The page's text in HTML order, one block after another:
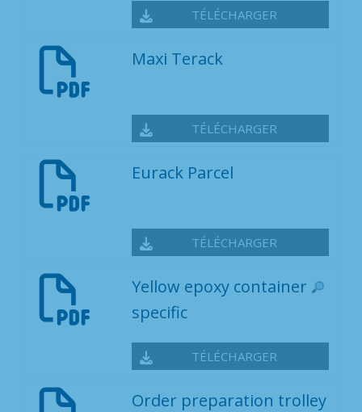
TÉLÉCHARGER
Maxi Terack
TÉLÉCHARGER
Eurack Parcel
TÉLÉCHARGER
Yellow epoxy container
specific
TÉLÉCHARGER
Order preparation trolley